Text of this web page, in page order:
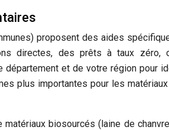
proposent des aides
directes, des prêts à taux zéro,
et de votre région pour
plus importantes pour les
biosourcés (laine de